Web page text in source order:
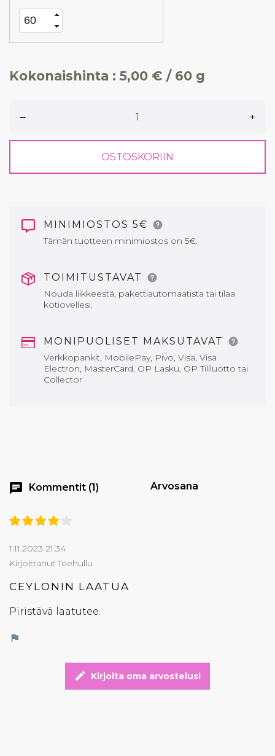
Kokonaishinta : 5,00 € / 60 g
– +
OSTOSKORIIN
MINIMIOSTOS 5€
Tämän tuotteen minimiostos on 5€.
TOIMITUSTAVAT
Nouda liikkeestä, pakettiautomaatista tai tilaa
kotiovellesi.
MONIPUOLISET MAKSUTAVAT
Verkkopankit, MobilePay, Pivo, Visa, Visa
Electron, MasterCard, OP Lasku, OP Tililuotto tai
Collector
chat Kommentit (1) Arvosana
1.11.2023 21.34
Kirjoittanut Teehullu
CEYLONIN LAATUA
Piristävä laatutee.
flag
edit Kirjoita oma arvostelusi